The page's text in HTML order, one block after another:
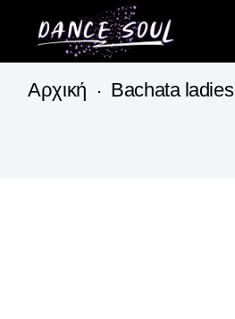
Αρχική Bachata ladies